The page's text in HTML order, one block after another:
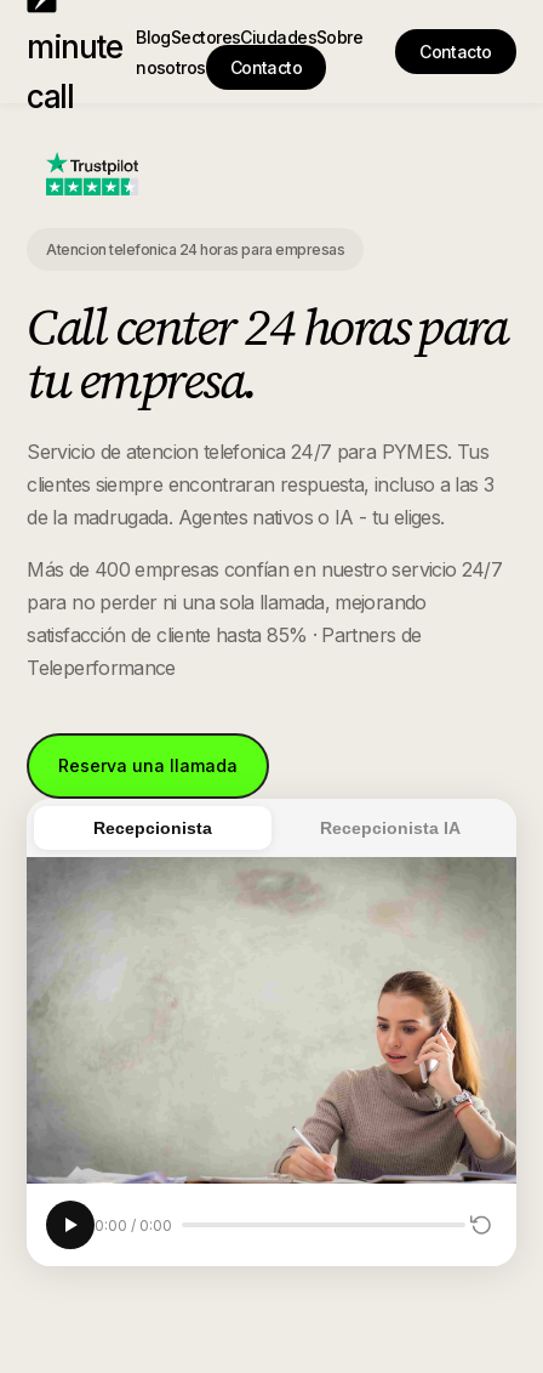
minute
call
BlogSectoresCiudadesSobre
nosotros
Contacto
Contacto
Atencion telefonica 24 horas para empresas
Call center 24 horas para
tu empresa.
Servicio de atencion telefonica 24/7 para PYMES. Tus
clientes siempre encontraran respuesta, incluso a las 3
de la madrugada. Agentes nativos o IA - tu eliges.
Más de 400 empresas confían en nuestro servicio 24/7
para no perder ni una sola llamada, mejorando
satisfacción de cliente hasta 85% · Partners de
Teleperformance
Reserva una llamada
Recepcionista Recepcionista IA
0:00 / 0:00